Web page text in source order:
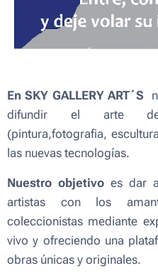
EnSKY GALLERY ART´S
difundir el arte de
(pintura,fotografia,
las nuevas tecnologías.
Nuestroobjetivoes dar
artistas con los
coleccionistas mediante
vivo y ofreciendo una
obras únicas y originales.